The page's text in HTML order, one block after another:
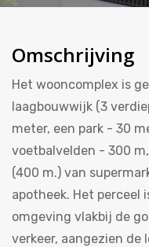
Omschrijving
Het wooncomplex is
laagbouwwijk (3
meter, een park - 30
voetbalvelden - 300
(400 m.) van
apotheek. Het perceel
omgeving vlakbij de
verkeer, aangezien de